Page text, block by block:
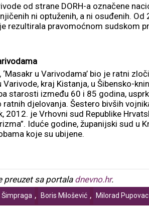
od strane DORH-a označene
ni optuženih, a ni osuđenih.
rezultirala pravomoćnom sudskom
u Varivodama’ bio je ratni
Varivode, kraj Kistanja, u Šibensko-
starosti između 60 i 85 godina,
ratnih djelovanja. Šestero bivših
2012. je Vrhovni sud Republike
Iduće godine, županijski sud u
koje su ubijene.
preuzet sa portala dnevno.hr.
Šimpraga , Boris Milošević , Milorad Pupovac